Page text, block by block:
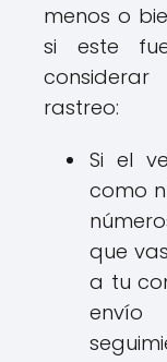
menos o
si este
rastreo:
Si el
como
que
a tu